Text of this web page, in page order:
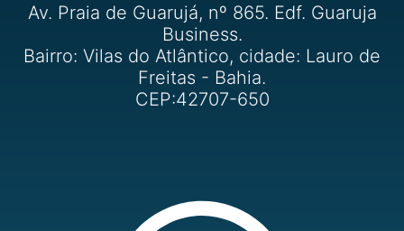
Av. Praia de Guarujá, nº 865. Edf. Guaruja
Business.
Bairro: Vilas do Atlântico, cidade: Lauro de
Freitas - Bahia.
CEP:42707-650